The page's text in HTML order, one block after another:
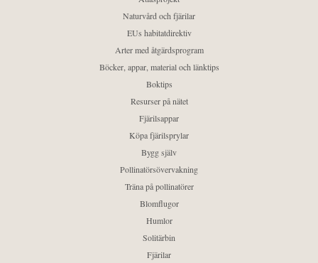
Naturvård och fjärilar
EUs habitatdirektiv
Arter med åtgärdsprogram
Böcker, appar, material och länktips
Boktips
Resurser på nätet
Fjärilsappar
Köpa fjärilsprylar
Bygg själv
Pollinatörsövervakning
Träna på pollinatörer
Blomflugor
Humlor
Solitärbin
Fjärilar